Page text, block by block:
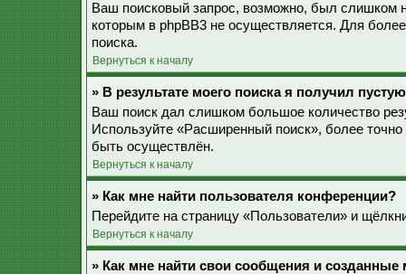
Ваш поисковый запрос, возможно, был слишком
которым в phpBB3 не осуществляется. Для
поиска.
Вернуться к началу
» В результате моего поиска я получил
Ваш поиск дал слишком большое количество
Используйте «Расширенный поиск», более
быть осуществлён.
Вернуться к началу
» Как мне найти пользователя конференции?
Перейдите на страницу «Пользователи» и
Вернуться к началу
» Как мне найти свои сообщения и